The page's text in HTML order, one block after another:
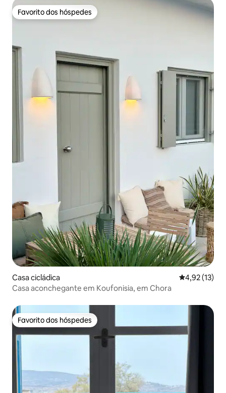
Favorito dos hóspedes
Favorito dos hóspedes
Casa cicládica Classificação
4,92 (13)
Casa aconchegante em Koufonisia, em Chora
Favorito dos hóspedes
Favorito dos hóspedes